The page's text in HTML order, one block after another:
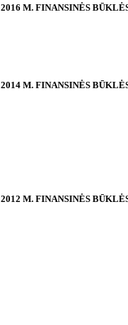
2016 M. FINANSINĖS
2014 M. FINANSINĖS
2012 M. FINANSINĖS